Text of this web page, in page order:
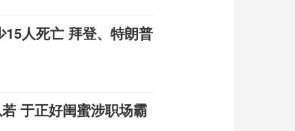
人死亡 拜登、特朗普
于正好闺蜜涉职场霸